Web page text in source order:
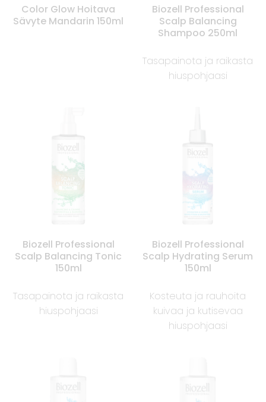
Color Glow Hoitava
Sävyte Mandarin 150ml
Biozell Professional
Scalp Balancing
Shampoo 250ml
Tasapainota ja raikasta
hiuspohjaasi
Biozell Professional
Scalp Balancing Tonic
150ml
Tasapainota ja raikasta
hiuspohjaasi
Biozell Professional
Scalp Hydrating Serum
150ml
Kosteuta ja rauhoita
kuivaa ja kutisevaa
hiuspohjaasi